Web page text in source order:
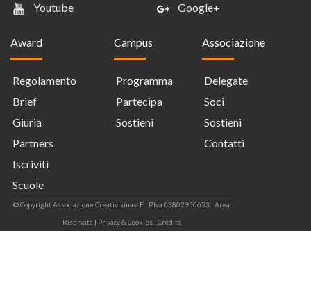
Youtube
Google+
Award
Regolamento
Brief
Giuria
Partners
Iscriviti
Scuole
Campus
Programma
Partecipa
Sostieni
Associazione
Delegate
Soci
Sostieni
Contatti
© Copyright Associazione CreativisinascE | P.Iva 03802950653 | Area
Riservata | Privacy & Cookies | Credits